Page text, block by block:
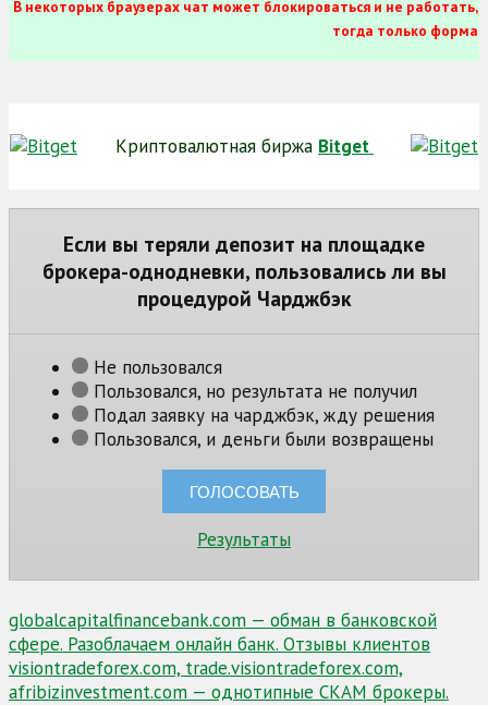
В некоторых браузерах чат может блокироваться и не работать,
тогда только форма
Криптовалютная биржа Bitget
Если вы теряли депозит на площадке
брокера-однодневки, пользовались ли вы
процедурой Чарджбэк
Не пользовался
Пользовался, но результата не получил
Подал заявку на чарджбэк, жду решения
Пользовался, и деньги были возвращены
Результаты
Навигация
по
записям
globalcapitalfinancebank.com — обман в банковской
сфере. Разоблачаем онлайн банк. Отзывы клиентов
visiontradeforex.com, trade.visiontradeforex.com,
afribizinvestment.com — однотипные СКАМ брокеры.